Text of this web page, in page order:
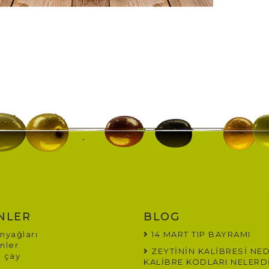
çay
BLOG
14 MART TIP BAYRAMI
ZEYTİNİN KALİBRESİ
KALİBRE KODLARI